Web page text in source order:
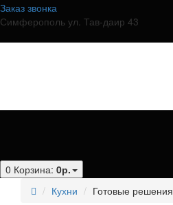
Заказ звонка
Симферополь ул. Тав-даир 43
0 Корзина: 0р.
Кухни
Готовые решения